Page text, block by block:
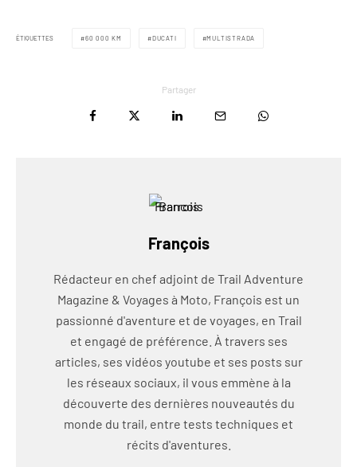
ÉTIQUETTES 60 000 KM DUCATI MULTISTRADA
Partager
François
Rédacteur en chef adjoint de Trail Adventure
Magazine & Voyages à Moto, François est un
passionné d'aventure et de voyages, en Trail
et engagé de préférence. À travers ses
articles, ses vidéos youtube et ses posts sur
les réseaux sociaux, il vous emmène à la
découverte des dernières nouveautés du
monde du trail, entre tests techniques et
récits d'aventures.